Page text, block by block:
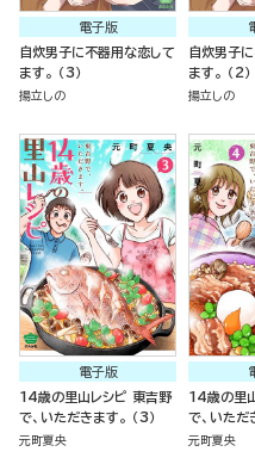
電子版
自炊男子に不器用な恋して
ます。 （3）
揚立しの
自炊男子
ます。 （2）
揚立しの
電子版
14歳の里山レシピ 東吉野
で、いただきます。 （3）
元町夏央
14歳の里
で、いただ
元町夏央